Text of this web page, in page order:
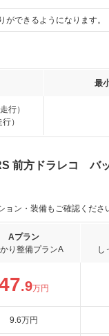
できるようになります。
最
行）
）
前方ドラレコ
ン・装備もご確認くださ
Aプラン
り整備プランA
し
.9万円
9.6万円